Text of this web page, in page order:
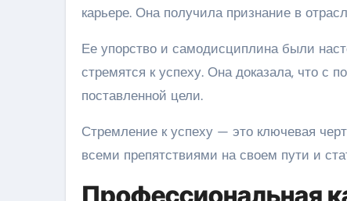
карьере. Она получила признание в
Ее упорство и самодисциплина были
стремятся к успеху. Она доказала, что
поставленной цели.
Стремление к успеху — это ключевая
всеми препятствиями на своем пути и
Профессиональная